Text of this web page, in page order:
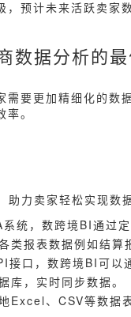
，预计未来活跃卖家
数据分析的
需要更加精细化的
。
助力卖家轻松实现数
统，数跨境BI通过
类报表数据例如结
接口，数跨境BI可
库，实时同步数据。
Excel、CSV等数据